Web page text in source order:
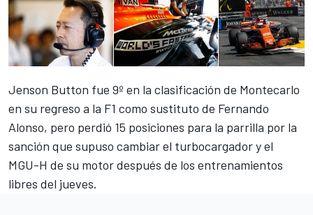
Jenson Button fue 9º en la clasificación de Montecarlo
en su regreso a la F1 como sustituto de Fernando
Alonso, pero perdió 15 posiciones para la parrilla por la
sanción que supuso cambiar el turbocargador y el
MGU-H de su motor después de los entrenamientos
libres del jueves.